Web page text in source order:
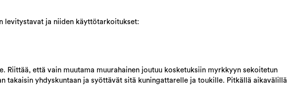
levitystavat ja niiden käyttötarkoitukset:
Riittää, että vain muutama muurahainen joutuu kosketuksiin myrkkyyn sekoitetun
takaisin yhdyskuntaan ja syöttävät sitä kuningattarelle ja toukille. Pitkällä aikavälillä